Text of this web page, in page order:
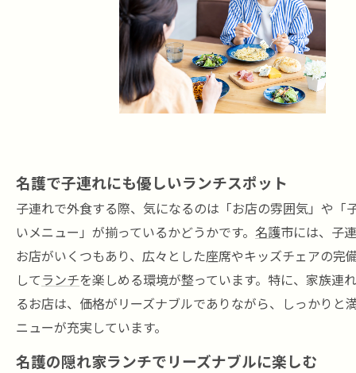
名護で子連れにも優しいランチスポット
子連れで外食する際、気になるのは「お店の雰囲気」や「
いメニュー」が揃っているかどうかです。 名護市には、子
お店がいくつもあり、広々とした座席やキッズチェアの完
してランチを楽しめる環境が整っています。特に、家族連
るお店は、価格がリーズナブルでありながら、しっかりと
ニューが充実しています。
名護の隠れ家ランチでリーズナブルに楽しむ